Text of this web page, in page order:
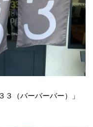
（バーバーバー）」